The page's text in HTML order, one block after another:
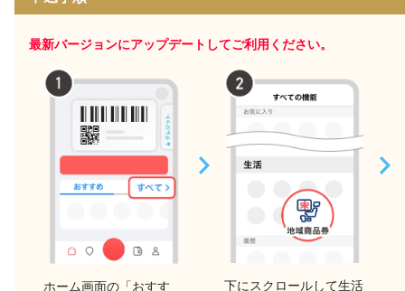
最新バージョンにアップデートしてご利用ください。
ホーム画面の「おすす
下にスクロールして生活